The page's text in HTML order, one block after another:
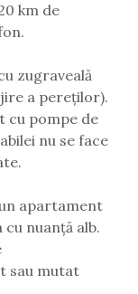
km de
zugraveală
a pereților).
cu pompe de
nu se face
apartament
nuanță alb.
sau mutat